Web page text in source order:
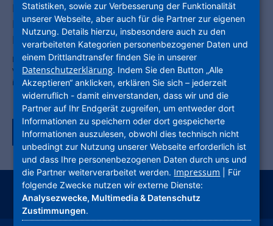
Projekt mit Strahlkraft: Economy Park
Heidelberg-Leimen entsteht unter
Federführung der ProjektStadt
NHW-Stadtentwickler setzen sich im europaweiten
Vergabeverfahren durch / Auf 99 Hektar entsteht das größte
interkommunale Gewerbegebiet Baden-Württembergs
Zurück zur Tagübersicht
instagramfacebookyoutubelinkedinkununu
Statistiken, sowie zur Verbesserung der Funktionalität
unserer Webseite, aber auch für die Partner zur eigenen
Nutzung. Details hierzu, insbesondere auch zu den
verarbeiteten Kategorien personenbezogener Daten und
einem Drittlandtransfer finden Sie in unserer
Datenschutzerklärung. Indem Sie den Button „Alle
Akzeptieren“ anklicken, erklären Sie sich – jederzeit
widerruflich - damit einverstanden, dass wir und die
Partner auf Ihr Endgerät zugreifen, um entweder dort
Informationen zu speichern oder dort gespeicherte
Informationen auszulesen, obwohl dies technisch nicht
unbedingt zur Nutzung unserer Webseite erforderlich ist
und dass Ihre personenbezogenen Daten durch uns und
die Partner weiterverarbeitet werden. Impressum | Für
folgende Zwecke nutzen wir externe Dienste:
Analysezwecke, Multimedia & Datenschutz
Zustimmungen.